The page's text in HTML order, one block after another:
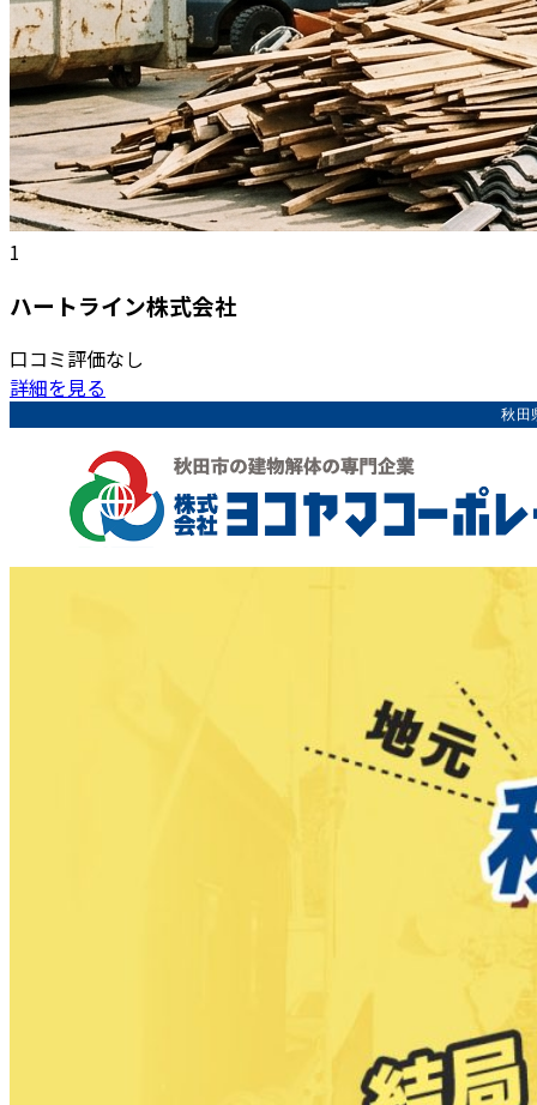
1
ハートライン株式会社
口コミ評価なし
詳細を見る